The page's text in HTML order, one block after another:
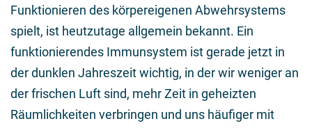
Funktionieren des körpereigenen Abwehrsystems
spielt, ist heutzutage allgemein bekannt. Ein
funktionierendes Immunsystem ist gerade jetzt in
der dunklen Jahreszeit wichtig, in der wir weniger an
der frischen Luft sind, mehr Zeit in geheizten
Räumlichkeiten verbringen und uns häufiger mit